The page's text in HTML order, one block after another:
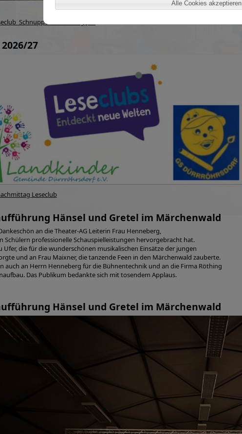
Alle Cookies akzeptieren
27
Leseclub
Hänsel und Gretel im Märchenwald
an die Theater-AG Leiterin Frau Henneberg,
Schülern professionelle Schauspielleistungen hervorgebracht hat.
Ufer, die für die wunderschönen musikalischen Einsätze der jungen
und an Frau Maixner, die tanzende Feen in den Märchenwald zauberte.
auch an Herrn Henneberg für die Bühnentechnik und an die Firma Röthing
Das Publikum bedankte sich mit tosendem Applaus.
Hänsel und Gretel im Märchenwald